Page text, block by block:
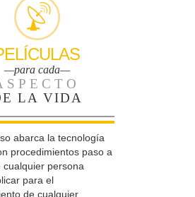
—para cada—
LA VIDA
abarca la tecnología
procedimientos paso a
cualquier persona
para el
de cualquier